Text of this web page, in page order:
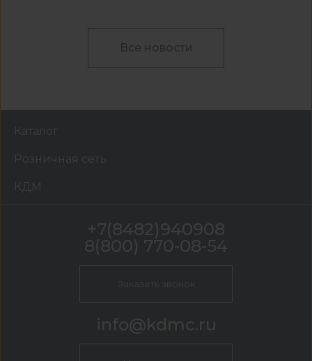
Все новости
Каталог
Розничная сеть
КДМ
+7(8482)940908
8(800) 770-08-54
Заказать звонок
info@kdmc.ru